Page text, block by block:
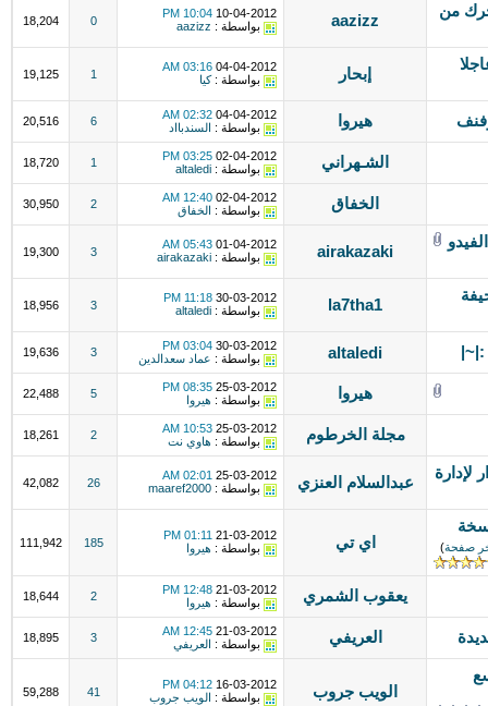
من
aazizz
10-04-2012
10:04 PM
بواسطة : aazizz
0
18,204
إبحار 04-04-2012
03:16 AM
بواسطة :كيا 1
19,125
هيروا 04-04-2012
02:32 AM
بواسطة :
السندبااد 6
20,516
الشـهراني 02-04-2012
03:25 PM
بواسطة : altaledi
1
18,720
الخفاق 02-04-2012
12:40 AM
بواسطة :
الخفاق 2
30,950
airakazaki
01-04-2012
05:43 AM
بواسطة : airakazaki
3
19,300
la7tha1
30-03-2012
11:18 PM
بواسطة : altaledi
3
18,956
:|~|
altaledi
30-03-2012
03:04 PM
بواسطة : عماد سعدالدين 3
19,636
هيروا 25-03-2012
08:35 PM
بواسطة : هيروا 5
22,488
مجلة الخرطوم 25-03-2012
10:53 AM
بواسطة : هاوي نت 2
18,261
لإدارة
عبدالسلام العنزي 25-03-2012
02:01 AM
بواسطة : maaref2000
26
42,082
صفحة) اي تي 21-03-2012
01:11 PM
بواسطة : هيروا 185
111,942
يعقوب الشمري 21-03-2012
12:48 PM
بواسطة : هيروا 2
18,644
العريفي 21-03-2012
12:45 AM
بواسطة :
العريفي 3
18,895
الويب جروب
16-03-2012
04:12 PM
بواسطة :
الويب جروب 41
59,288